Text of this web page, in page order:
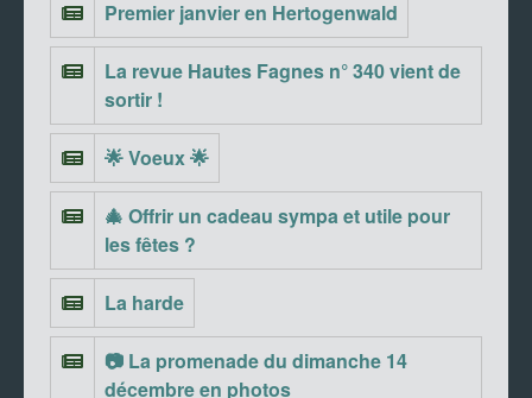
Premier janvier en Hertogenwald
La revue Hautes Fagnes n° 340 vient de
sortir !
🌟 Voeux 🌟
🎄 Offrir un cadeau sympa et utile pour
les fêtes ?
La harde
📷 La promenade du dimanche 14
décembre en photos